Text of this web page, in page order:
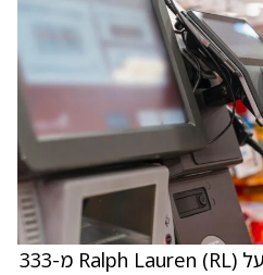
Citi העלו את מחיר היעד על Ralph Lauren (RL) מ-333